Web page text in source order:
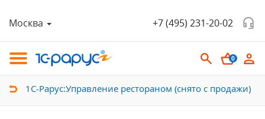
Москва +7 (495) 231-20-02
0
1С-Рарус:Управление рестораном (снято с продажи)